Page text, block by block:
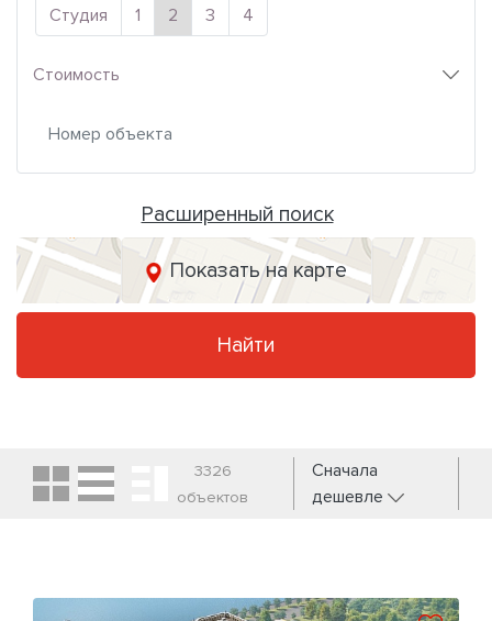
Студия 1 2 3 4
Стоимость
Расширенный поиск
Показать на карте
Найти
3326
объектов
Сначала
дешевле